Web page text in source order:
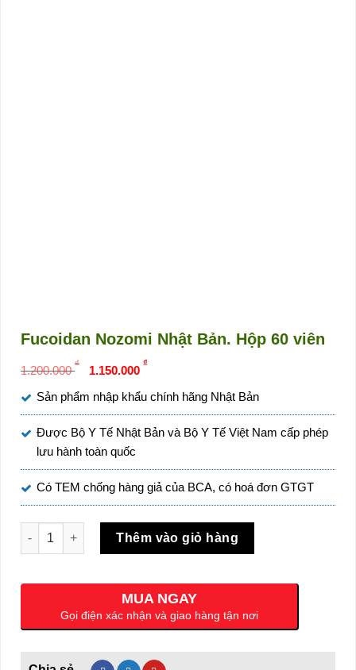
Fucoidan Nozomi Nhật Bản. Hộp 60 viên
1.200.000
₫
Giá
gốc
là:
1.200.000 ₫.
1.150.000
₫
hiện
tại
là:
1.150.000 ₫.
Sản phẩm nhập khẩu chính hãng Nhật Bản
Được Bộ Y Tế Nhật Bản và Bộ Y Tế Việt Nam cấp phép
lưu hành toàn quốc
Có TEM chống hàng giả của BCA, có hoá đơn GTGT
Fucoidan Nozomi Nhật Bản. Hộp 60 viên số lượng
Thêm vào giỏ hàng
MUA NGAY
Gọi điện xác nhận và giao hàng tận nơi